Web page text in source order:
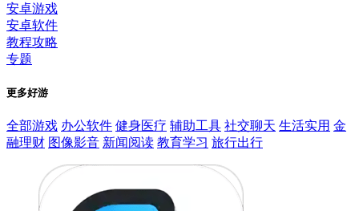
安卓游戏
安卓软件
教程攻略
专题
更多好游
全部游戏 办公软件 健身医疗 辅助工具 社交聊天 生活实用 金
融理财 图像影音 新闻阅读 教育学习 旅行出行